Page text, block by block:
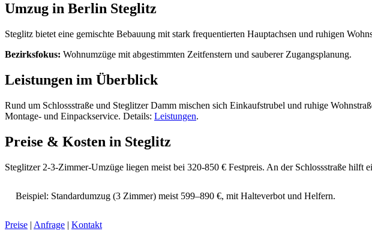
Umzug in Berlin Steglitz
Steglitz bietet eine gemischte Bebauung mit stark frequentierten Hauptachsen und ruhigen
Bezirksfokus: Wohnumzüge mit abgestimmten Zeitfenstern und sauberer Zugangsplanung.
Leistungen im Überblick
Rund um Schlossstraße und Steglitzer Damm mischen sich Einkaufstrubel und ruhige
Montage- und Einpackservice. Details: Leistungen.
Preise & Kosten in Steglitz
Steglitzer 2-3-Zimmer-Umzüge liegen meist bei 320-850 € Festpreis. An der Schlossstraße
Beispiel: Standardumzug (3 Zimmer) meist 599–890 €, mit Halteverbot und Helfern.
Preise | Anfrage | Kontakt